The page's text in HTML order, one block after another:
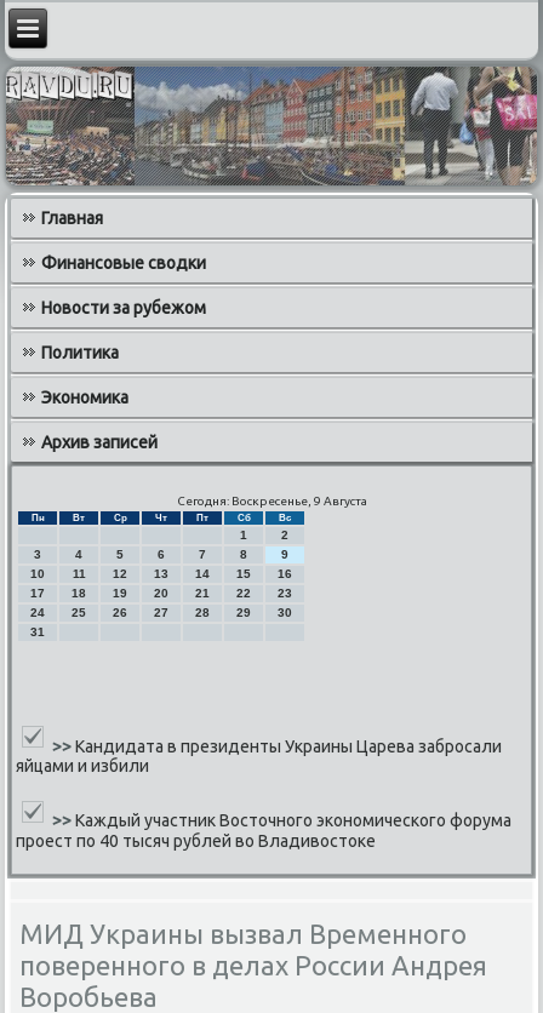
Главная
Финансовые сводки
Новости за рубежом
Политика
Экономика
Архив записей
Сегодня: Воскресенье, 9 Августа
Пн Вт Ср Чт Пт Сб Вс
1
2
3
4 5 6 7 8
9
10
11 12 13 14 15
16
17
18 19 20 21 22
23
24
25 26 27 28 29
30
31
>>Кандидата в президенты Украины Царева забросали
яйцами и избили
>> Каждый участник Восточного экономического форума
проест по 40 тысяч рублей во Владивостоке
МИД Украины вызвал Временного
поверенного в делах России Андрея
Воробьева